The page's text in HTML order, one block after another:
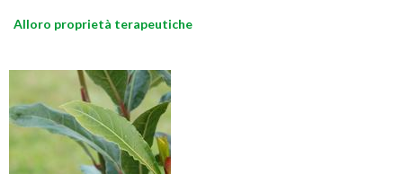
Alloro proprietà terapeutiche